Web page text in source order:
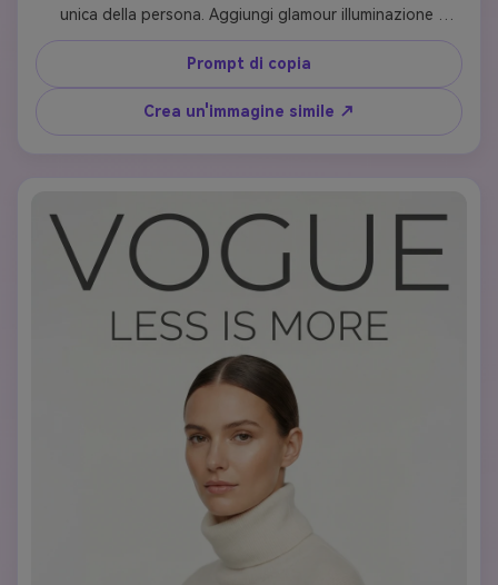
unica della persona. Aggiungi glamour illuminazione
hollywoodiana con un morbido bagliore dorato che esalta
il tono della pelle. Stile in un abito di design spettacolare
con perline intricate o silhouette drammatiche. Crea
capelli voluminosi e styled e trucco pronto per il tappeto
rosso con labbra audaci. Includi elementi della rivista: logo
rivista di celebrità con fiducia e qualità stellare che irradia
dal ritratto.
Prompt di copia
Crea un'immagine simile ↗